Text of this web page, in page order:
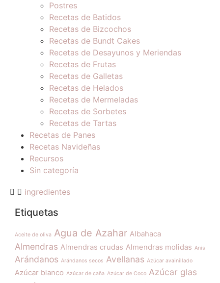
Postres
Recetas de Batidos
Recetas de Bizcochos
Recetas de Bundt Cakes
Recetas de Desayunos y Meriendas
Recetas de Frutas
Recetas de Galletas
Recetas de Helados
Recetas de Mermeladas
Recetas de Sorbetes
Recetas de Tartas
Recetas de Panes
Recetas Navideñas
Recursos
Sin categoría
ingredientes
Etiquetas
Aceite de oliva Agua de Azahar Albahaca
Almendras Almendras crudas Almendras molidas Anis
Arándanos Arándanos secos Avellanas Azúcar avainillado
Azúcar blanco Azúcar de caña Azúcar de Coco Azúcar glas